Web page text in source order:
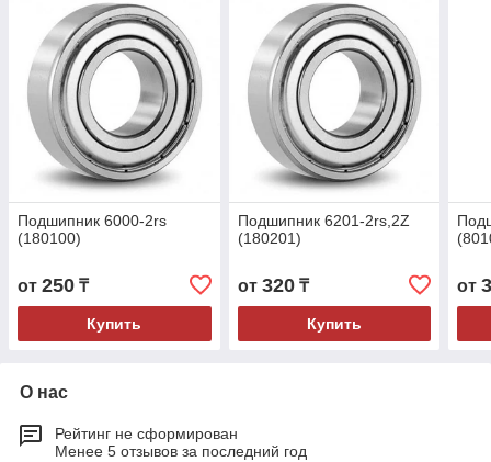
Подшипник 6000-2rs
(180100)
от 250 ₸
Купить
Подшипник 6201-2rs,2Z
(180201)
от 320₸
Купить
от
О нас
Рейтинг не сформирован
Менее 5 отзывов за последний год